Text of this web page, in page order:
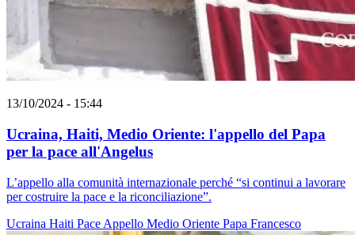
13/10/2024 - 15:44
Ucraina, Haiti, Medio Oriente: l'appello del Papa
per la pace all'Angelus
L’appello alla comunità internazionale perché “si continui a lavorare
per costruire la pace e la riconciliazione”.
Ucraina Haiti Pace Appello Medio Oriente Papa Francesco